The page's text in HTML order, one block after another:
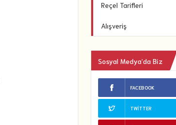
Reçel Tarifleri
Alışveriş
Sosyal Medya’da Biz
FACEBOOK
TWITTER